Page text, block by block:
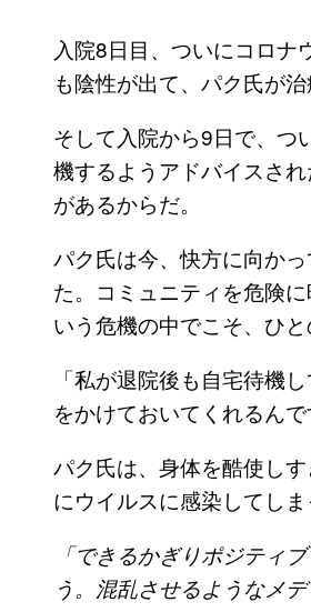
入院8日目、ついにコロナ
も陰性が出て、パク氏が
そして入院から9日で、つ
機するようアドバイスさ
があるからだ。
パク氏は今、快方に向か
た。コミュニティを危険
いう危機の中でこそ、ひ
「私が退院後も自宅待機
をかけておいてくれるん
パク氏は、身体を酷使し
にウイルスに感染してし
「できるかぎりポジティ
う。混乱させるようなメ